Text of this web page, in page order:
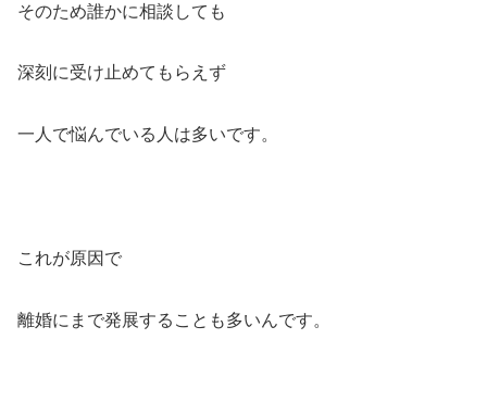
そのため誰かに相談しても
深刻に受け止めてもらえず
一人で悩んでいる人は多いです。
これが原因で
離婚にまで発展することも多いんです。